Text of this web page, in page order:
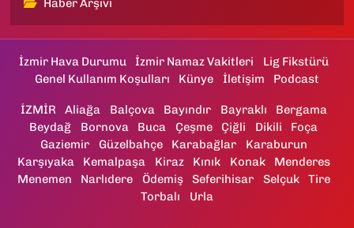
Haber Arşivi
İzmir Hava Durumu İzmir Namaz Vakitleri
Lig Fikstürü
Genel Kullanım Koşulları
Künye İletişim Podcast
İZMİR Aliağa Balçova Bayındır Bayraklı
Bergama
Beydağ
Bornova Buca Çeşme Çiğli Dikili
Foça
Gaziemir
Güzelbahçe Karabağlar
Karaburun
Karşıyaka
Kemalpaşa Kiraz Kınık Konak
Menderes
Menemen
Narlıdere Ödemiş Seferihisar Selçuk
Tire
Torbalı
Urla